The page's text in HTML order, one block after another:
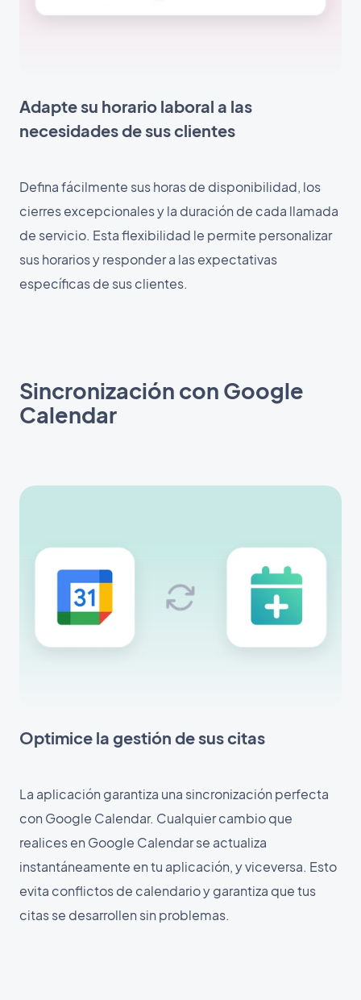
Adapte su horario laboral a las
necesidades de sus clientes
Defina fácilmente sus horas de disponibilidad, los
cierres excepcionales y la duración de cada llamada
de servicio. Esta flexibilidad le permite personalizar
sus horarios y responder a las expectativas
específicas de sus clientes.
Sincronización con Google
Calendar
Optimice la gestión de sus citas
La aplicación garantiza una sincronización perfecta
con Google Calendar. Cualquier cambio que
realices en Google Calendar se actualiza
instantáneamente en tu aplicación, y viceversa. Esto
evita conflictos de calendario y garantiza que tus
citas se desarrollen sin problemas.